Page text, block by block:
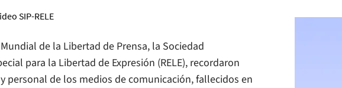
de la Libertad de Prensa, la Sociedad
para la Libertad de Expresión (RELE), recordaron
personal de los medios de comunicación, fallecidos en